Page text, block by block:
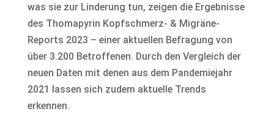
was sie zur Linderung tun, zeigen die Ergebnisse
des Thomapyrin Kopfschmerz- & Migräne-
Reports 2023 – einer aktuellen Befragung von
über 3.200 Betroffenen. Durch den Vergleich der
neuen Daten mit denen aus dem Pandemiejahr
2021 lassen sich zudem aktuelle Trends
erkennen.